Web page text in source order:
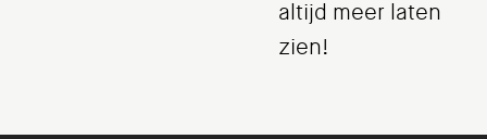
altijd meer laten
zien!